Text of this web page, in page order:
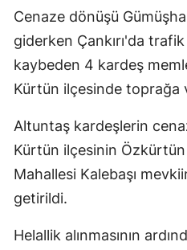
Cenaze dönüşü
giderken Çankırı'da trafik
kaybeden 4 kardeş
Kürtün ilçesinde toprağa
Altuntaş kardeşlerin
Kürtün ilçesinin
Mahallesi Kalebaşı
getirildi.
Helallik alınmasının